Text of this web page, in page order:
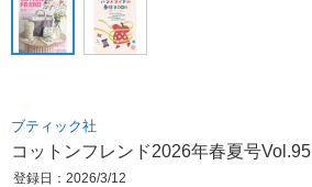
ブティック社
コットンフレンド2026年春夏号Vol.95
登録日：2026/3/12